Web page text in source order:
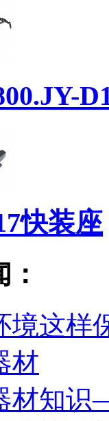
快装座
境这样
材
材知识